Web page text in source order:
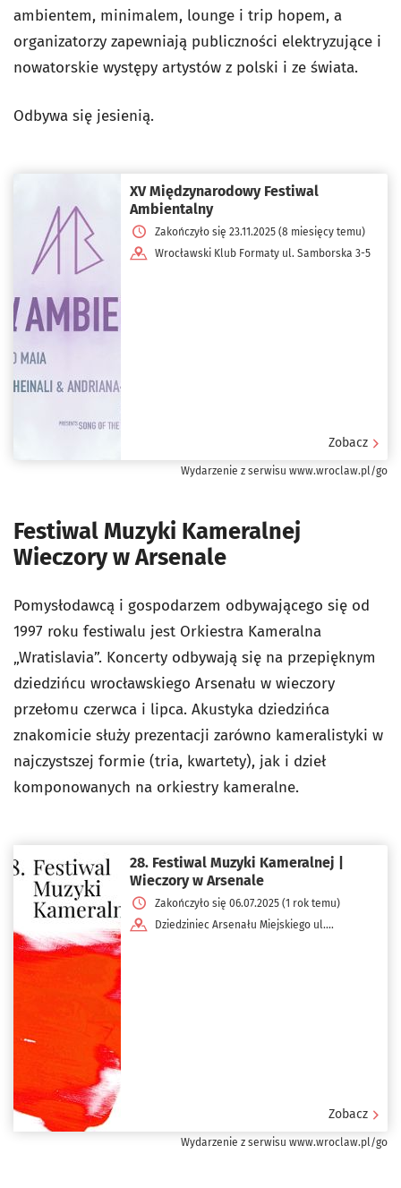
ambientem, minimalem, lounge i trip hopem, a
organizatorzy zapewniają publiczności elektryzujące i
nowatorskie występy artystów z polski i ze świata.
Odbywa się jesienią.
XV Międzynarodowy Festiwal
Ambientalny
Zakończyło się 23.11.2025 (8 miesięcy temu)
Wrocławski Klub Formaty ul. Samborska 3-5
Zobacz
Wydarzenie z serwisu www.wroclaw.pl/go
Festiwal Muzyki Kameralnej
Wieczory w Arsenale
Pomysłodawcą i gospodarzem odbywającego się od
1997 roku festiwalu jest Orkiestra Kameralna
„Wratislavia”. Koncerty odbywają się na przepięknym
dziedzińcu wrocławskiego Arsenału w wieczory
przełomu czerwca i lipca. Akustyka dziedzińca
znakomicie służy prezentacji zarówno kameralistyki w
najczystszej formie (tria, kwartety), jak i dzieł
komponowanych na orkiestry kameralne.
28. Festiwal Muzyki Kameralnej |
Wieczory w Arsenale
Zakończyło się 06.07.2025 (1 rok temu)
Dziedziniec Arsenału Miejskiego ul.
Zobacz
Wydarzenie z serwisu www.wroclaw.pl/go